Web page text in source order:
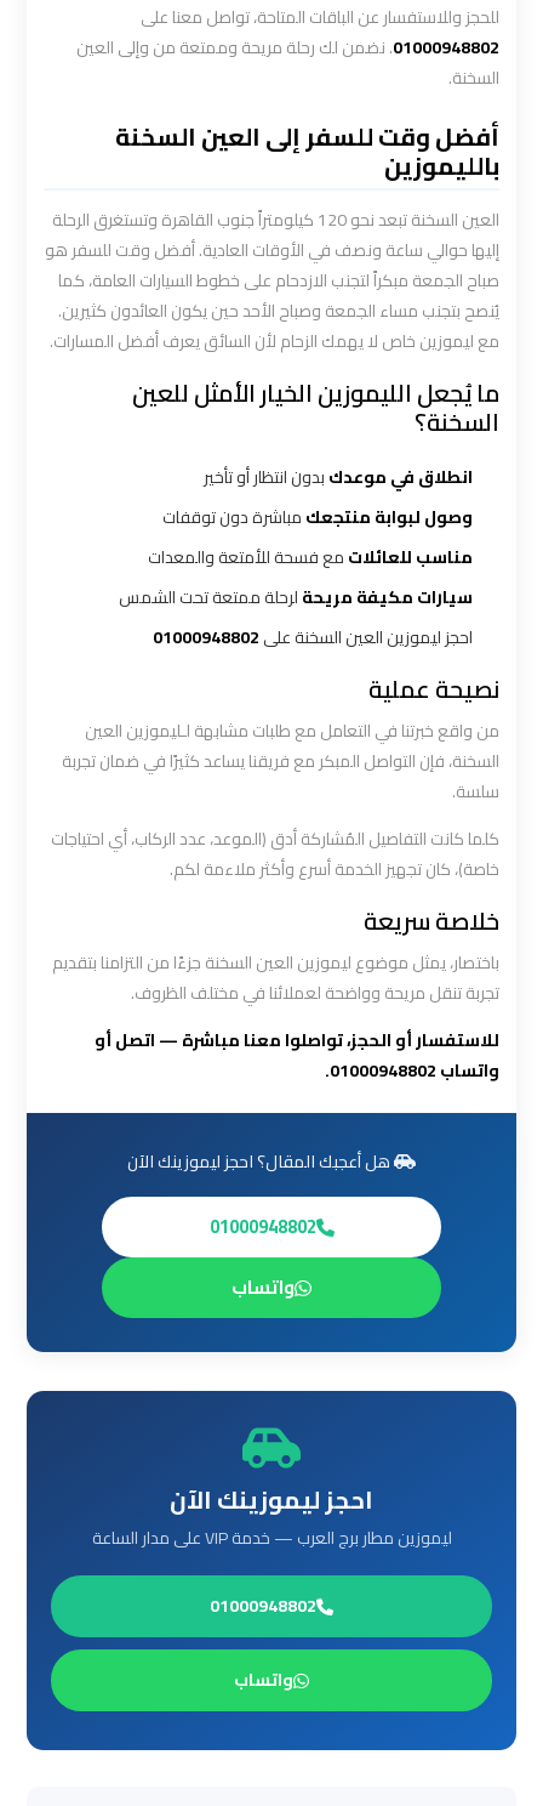
للحجز وللاستفسار عن الباقات المتاحة، تواصل معنا على
01000948802. نضمن لك رحلة مريحة وممتعة من وإلى العين
السخنة.
أفضل وقت للسفر إلى العين السخنة
بالليموزين
العين السخنة تبعد نحو 120 كيلومتراً جنوب القاهرة وتستغرق الرحلة
إليها حوالي ساعة ونصف في الأوقات العادية. أفضل وقت للسفر هو
صباح الجمعة مبكراً لتجنب الازدحام على خطوط السيارات العامة، كما
يُنصح بتجنب مساء الجمعة وصباح الأحد حين يكون العائدون كثيرين.
مع ليموزين خاص لا يهمك الزحام لأن السائق يعرف أفضل المسارات.
ما يُجعل الليموزين الخيار الأمثل للعين
السخنة؟
انطلاق في موعدكبدون انتظار أو تأخير
وصول لبوابة منتجعكمباشرة دون توقفات
مناسب للعائلاتمع فسحة للأمتعة والمعدات
سيارات مكيفة مريحةلرحلة ممتعة تحت الشمس
احجز ليموزين العين السخنة على01000948802
نصيحة عملية
من واقع خبرتنا في التعامل مع طلبات مشابهة لـليموزين العين
السخنة، فإن التواصل المبكر مع فريقنا يساعد كثيرًا في ضمان تجربة
سلسة.
كلما كانت التفاصيل المُشاركة أدق (الموعد، عدد الركاب، أي احتياجات
خاصة)، كان تجهيز الخدمة أسرع وأكثر ملاءمة لكم.
خلاصة سريعة
باختصار، يمثل موضوع ليموزين العين السخنة جزءًا من التزامنا بتقديم
تجربة تنقل مريحة وواضحة لعملائنا في مختلف الظروف.
للاستفسار أو الحجز، تواصلوا معنا مباشرة — اتصل أو
واتساب 01000948802.
هل أعجبك المقال؟ احجز ليموزينك الآن
01000948802
واتساب
احجز ليموزينك الآن
ليموزين مطار برج العرب — خدمة VIP على مدار الساعة
01000948802
واتساب
اسكندرية
العرب
مرسي
مطروح
ليموزين
الاسكندرية
ليموزين
القاهرة
ليموزين
الشيخ
مرسي
ليموزين
الغردقة
ليموزين